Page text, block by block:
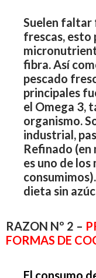
Suelen faltar
frescas,
fibra. Así
pescado
principales
el Omega 3,
organismo.
industrial,
Refinado (en
es uno de
dieta sin
RAZON Nº 2 –
FORMAS DE